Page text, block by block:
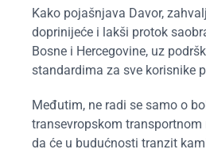
Kako pojašnjava Davor,
doprinijeće i lakši protok
Bosne i Hercegovine, uz
standardima za sve korisnike
Međutim, ne radi se samo o
transevropskom
da će u budućnosti tranzit